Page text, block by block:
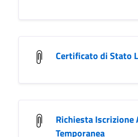
Certificato di Stato
Richiesta Iscrizione
Temporanea